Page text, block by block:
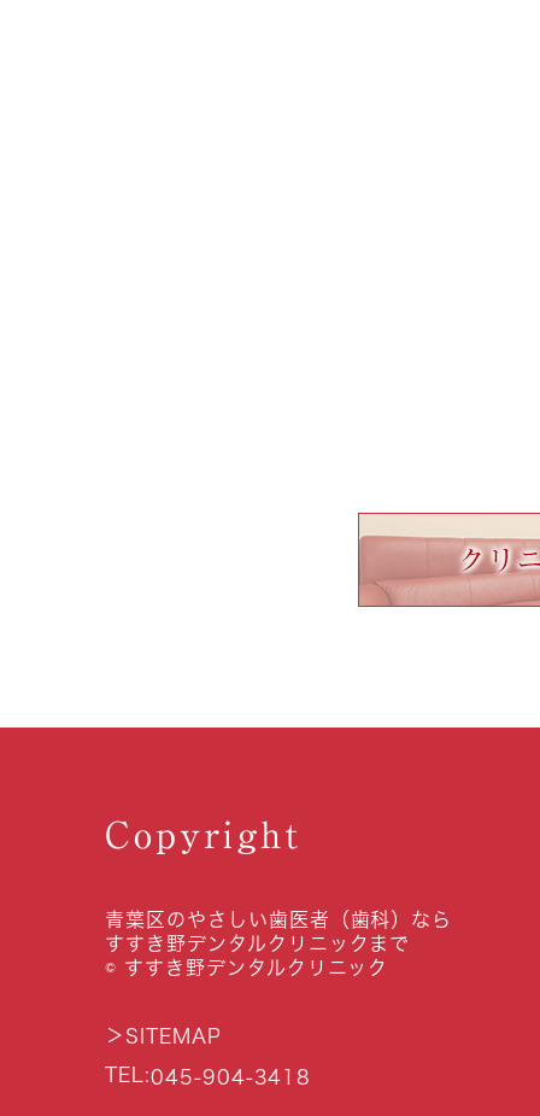
Copyright
青葉区のやさしい歯医者（歯科）なら
すすき野デンタルクリニックまで
© すすき野デンタルクリニック
＞ SITEMAP
TEL:045-904-3418